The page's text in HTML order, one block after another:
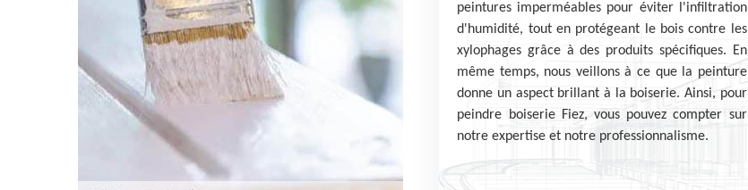
peintures imperméables pour éviter l'infiltration
d'humidité, tout en protégeant le bois contre les
xylophages grâce à des produits spécifiques. En
même temps, nous veillons à ce que la peinture
donne un aspect brillant à la boiserie. Ainsi, pour
peindre boiserie Fiez, vous pouvez compter sur
notre expertise et notre professionnalisme.